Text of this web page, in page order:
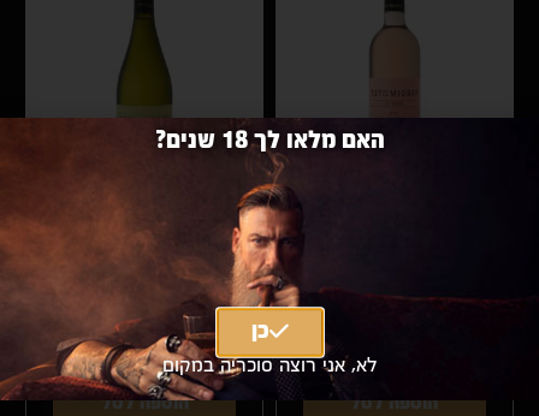
|
₪35מחיר
הוספה לסל
מדבר שרדונה 750 מ"ל
₪41 כולל מע"מ
מחיר
אילת
הוספה לסל
האם מלאו לך 18 שנים?
כן
לא, אני רוצה סוכריה במקום